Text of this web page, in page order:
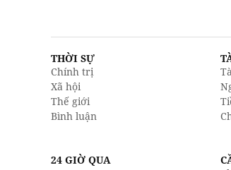
THỜI SỰ
Chính trị
Xã hội
Thế giới
Bình luận
24 GIỜ QUA